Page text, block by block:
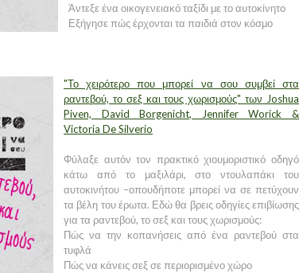
Άντεξε ένα οικογενειακό ταξίδι με το αυτοκίνητο
Εξήγησε πώς έρχονται τα παιδιά στον κόσμο
"Το χειρότερο που μπορεί να σου συμβεί στα
ραντεβού, το σεξ και τους χωρισμούς" των Joshua
Piven, David Borgenicht, Jennifer Worick &
Victoria De Silverio
Φύλαξε αυτόν τον πρακτικό χιουμοριστικό οδηγό
κάτω από το μαξιλάρι, στο ντουλαπάκι του
αυτοκινήτου –οπουδήποτε μπορεί να σε πετύχουν
τα βέλη του έρωτα. Εδώ θα βρεις οδηγίες επιβίωσης
για τα ραντεβού, το σεξ και τους χωρισμούς:
Πώς να την κοπανήσεις από ένα ραντεβού στα
τυφλά
Πώς να κάνεις σεξ σε περιορισμένο χώρο